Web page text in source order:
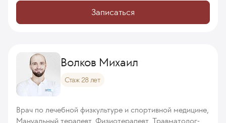
Записаться
Волков Михаил
Стаж 28 лет
Врач по лечебной физкультуре и спортивной медицине,
Мануальный терапевт, Физиотерапевт, Травматолог-